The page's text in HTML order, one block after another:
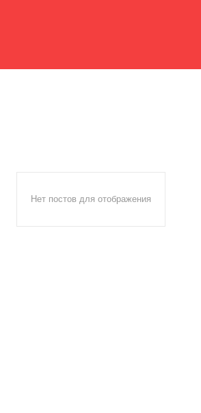
Нет постов для отображения